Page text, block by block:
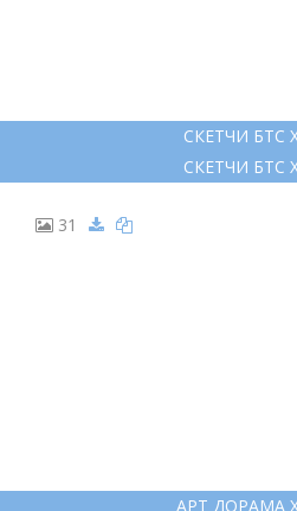
СКЕТЧИ БТС
СКЕТЧИ БТС
31
АРТ ДОРАМА